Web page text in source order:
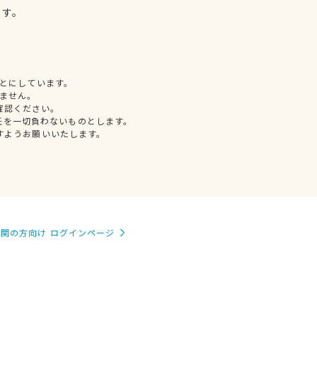
。
しています。
せん。
ください。
一切負わないものとします。
うお願いいたします。
の方向け ログインページ